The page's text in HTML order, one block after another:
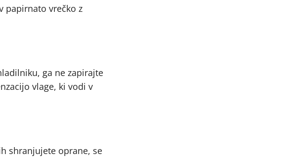
papirnato vrečko z
ga ne zapirajte
vlage, ki vodi v
shranjujete oprane, se